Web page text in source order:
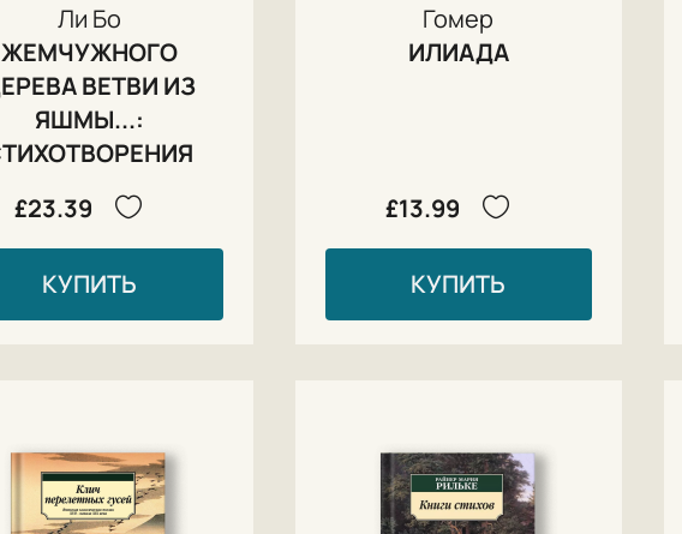
Ли Бо
ЖЕМЧУЖНОГО
ВЕТВИ ИЗ
ЯШМЫ...:
£23.39
КУПИТЬ
Гомер
ИЛИАДА
£13.99
КУПИТЬ